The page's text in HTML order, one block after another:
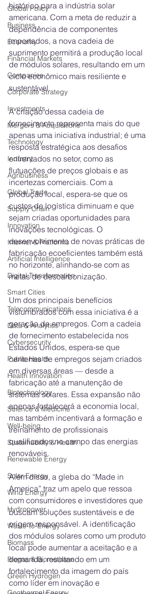
Global Policy
Business
Economy
Financial Markets
Companies
Corporate Strategy
Investments
Mergers & Acquisitions
Technology
Industry
Agribusiness
Global Trade
Supply Chain
Innovation
Internet & Platforms
Artificial Intelligence
Digital Transformation
Smart Cities
Telecommunications
Data & Analytics
Cybersecurity
Public Health
Health Innovation
Biotechnology
Science & Medicine
Well-being
Sustainability & Health
Renewable Energy
Solar Energy
Wind Energy
Hydropower
Waste-to-Energy
Biomass
Biogas & Biomethane
Green Hydrogen
histórico para a indústria solar
americana. Com a meta de reduzir a
dependência de componentes
importados, a nova cadeia de
suprimento permitirá a produção local
de módulos solares, resultando em um
ciclo econômico mais resiliente e
sustentável.
A criação dessa cadeia de
fornecimento representa mais do que
apenas uma iniciativa industrial; é uma
resposta estratégica aos desafios
enfrentados no setor, como as
flutuações de preços globais e as
incertezas comerciais. Com a
produção local, espera-se que os
custos de logística diminuam e que
sejam criadas oportunidades para
inovações tecnológicas. O
desenvolvimento de novas práticas de
fabricação ecoeficientes também está
no horizonte, alinhando-se com as
metas de descarbonização.
Um dos principais benefícios
vislumbrados com essa iniciativa é a
geração de empregos. Com a cadeia
de fornecimento estabelecida nos
Estados Unidos, espera-se que
centenas de empregos sejam criados
em diversas áreas — desde a
fabricação até a manutenção de
sistemas solares. Essa expansão não
apenas fortalecerá a economia local,
mas também incentivará a formação e
treinamento de profissionais
qualificados no campo das energias
renováveis.
Além disso, a gleba do “Made in
America” traz um apelo que ressoa
com consumidores e investidores que
buscam soluções sustentáveis e de
origem responsável. A identificação
dos módulos solares como um produto
local pode aumentar a aceitação e a
demanda, resultando em um
fortalecimento da imagem do país
como líder em inovação e